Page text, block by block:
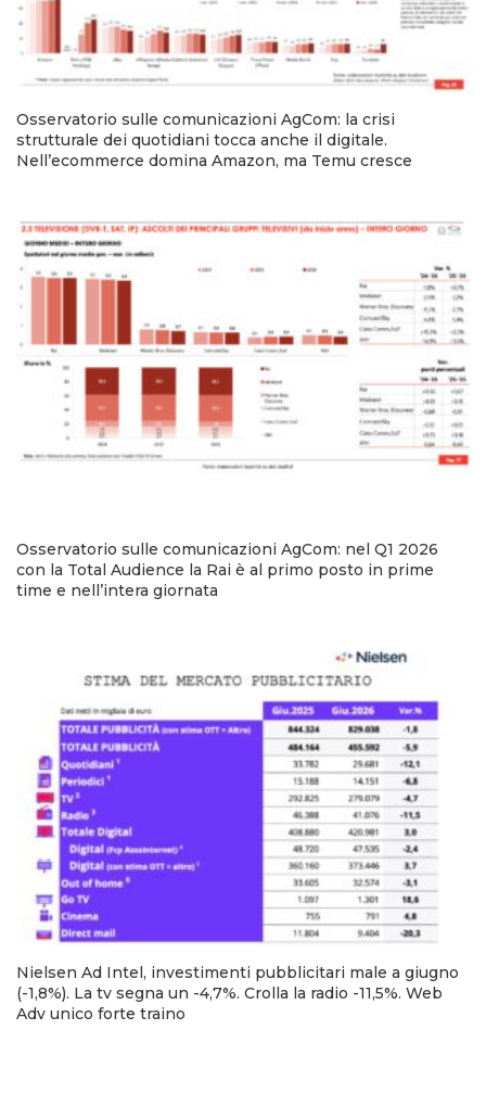
Osservatorio sulle comunicazioni AgCom: la crisi
strutturale dei quotidiani tocca anche il digitale.
Nell’ecommerce domina Amazon, ma Temu cresce
Osservatorio sulle comunicazioni AgCom: nel Q1 2026
con la Total Audience la Rai è al primo posto in prime
time e nell’intera giornata
Nielsen Ad Intel, investimenti pubblicitari male a giugno
(-1,8%). La tv segna un -4,7%. Crolla la radio -11,5%. Web
Adv unico forte traino